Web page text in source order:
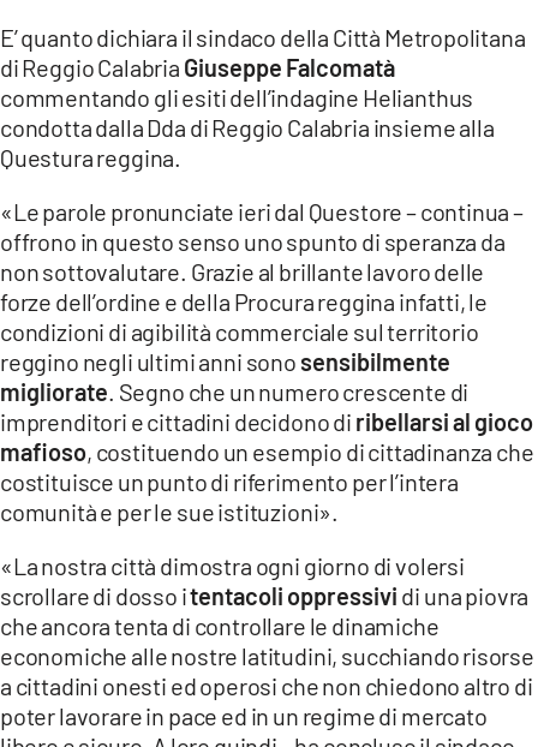
App
ANDROID
APPLE
E’ quanto dichiara il sindaco della Città Metropolitana
di Reggio Calabria Giuseppe Falcomatà
commentando gli esiti dell’indagine Helianthus
condotta dalla Dda di Reggio Calabria insieme alla
Questura reggina.
«Le parole pronunciate ieri dal Questore – continua –
offrono in questo senso uno spunto di speranza da
non sottovalutare. Grazie al brillante lavoro delle
forze dell’ordine e della Procura reggina infatti, le
condizioni di agibilità commerciale sul territorio
reggino negli ultimi anni sono sensibilmente
migliorate. Segno che un numero crescente di
imprenditori e cittadini decidono di ribellarsi al gioco
mafioso, costituendo un esempio di cittadinanza che
costituisce un punto di riferimento per l’intera
comunità e per le sue istituzioni».
«La nostra città dimostra ogni giorno di volersi
scrollare di dosso itentacoli oppressivi di una piovra
che ancora tenta di controllare le dinamiche
economiche alle nostre latitudini, succhiando risorse
a cittadini onesti ed operosi che non chiedono altro di
poter lavorare in pace ed in un regime di mercato